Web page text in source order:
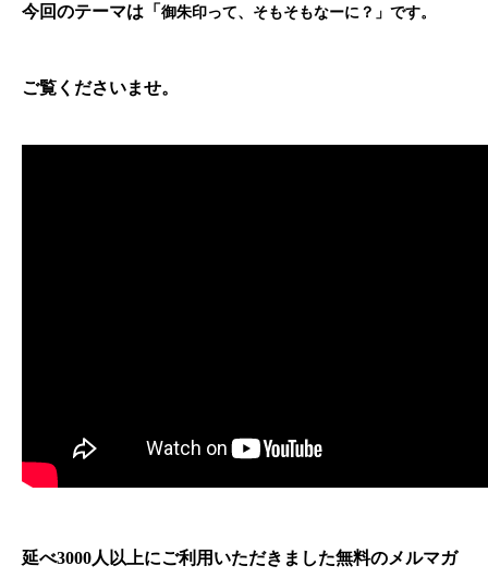
今回のテーマは「 御朱印って、そもそもなーに？ 」です。
ご覧くださいませ。
延べ3000人以上にご利用いただきました無料のメルマガ